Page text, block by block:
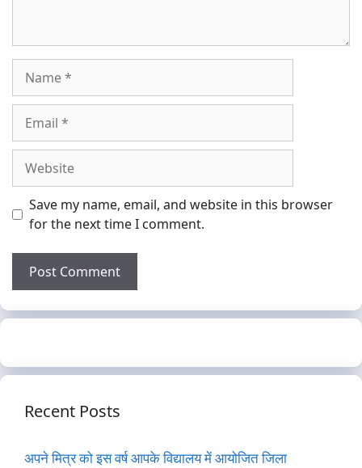
Save my name, email, and website in this browser
for the next time I comment.
Recent Posts
अपने मित्र को इस वर्ष आपके विद्यालय में आयोजित जिला